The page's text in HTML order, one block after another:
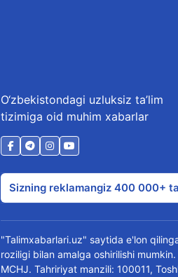
O‘zbekistondagi uzluksiz ta’lim
tizimiga oid muhim xabarlar
Sizning reklamangiz 400 000+
"Talimxabarlari.uz" saytida e'lon
roziligi bilan amalga oshirilishi
MCHJ. Tahririyat manzili: 100011,